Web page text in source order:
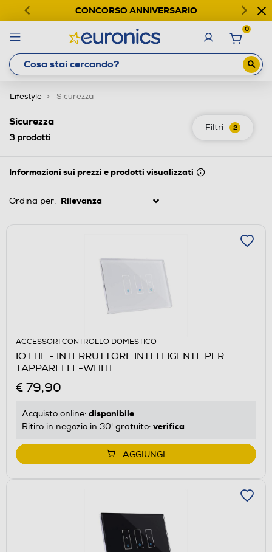
CONCORSO ANNIVERSARIO
0
Lifestyle Sicurezza
Filtri 2
Sicurezza
3prodotti
Informazioni sui prezzi e prodotti visualizzati
Ordina per:
ACCESSORI CONTROLLO DOMESTICO
IOTTIE - INTERRUTTORE INTELLIGENTE PER
TAPPARELLE-WHITE
€ 79,90
Acquisto online: disponibile
Ritiro in negozio in 30' gratuito: verifica
AGGIUNGI